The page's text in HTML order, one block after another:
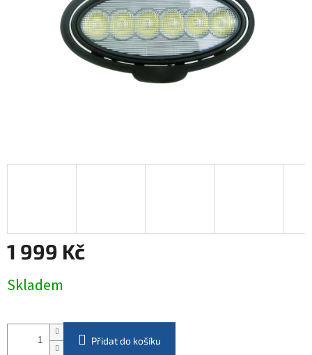
1 999 Kč
cena:
Skladem
Přidat do košíku